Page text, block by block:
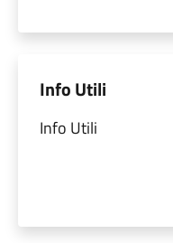
Info Utili
Info Utili